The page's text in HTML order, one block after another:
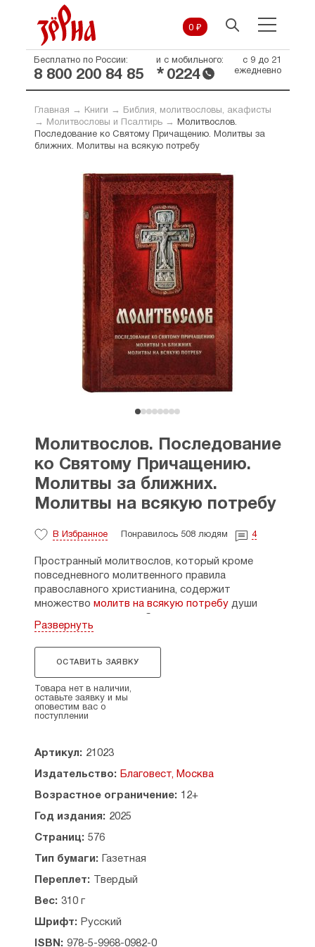
0 ₽
Бесплатно по России:
8 800 200 84 85
и с мобильного:
* 0224
с 9 до 21
ежедневно
Главная → Книги →
Библия, молитвословы, акафисты
→
Молитвословы и Псалтирь→
Молитвослов.
Последование ко Святому Причащению. Молитвы за
ближних. Молитвы на всякую потребу
Молитвослов. Последование
ко Святому Причащению.
Молитвы за ближних.
Молитвы на всякую потребу
В Избранное Понравилось 508 людям 4
Пространный молитвослов, который кроме
повседневного молитвенного правила
православного христианина, содержит
множество молитв на всякую потребудуши
Советом Русской Православной Церкви.
Молитвы утренние — 3
Молитвы на сон грядущим — 25
Христу — 43
Канон Ангелу Хранителю — 66
Канон cвятому Иоанну Предтече — 75
Акафист Пресвятой Богородице — 99
Акафист cвятителю Николаю — 114
Благодарственные молитвы по Святом
Причащении — 158
Часы Святыя Пасхи и всея Светлыя Седмицы —
179
Развернуть
ОСТАВИТЬ ЗАЯВКУ
Товара нет в наличии,
оставьте заявку и мы
оповестим вас о
поступлении
Артикул: 21023
Издательство: Благовест, Москва
Возрастное ограничение: 12+
Год издания: 2025
Страниц: 576
Тип бумаги: Газетная
Переплет: Твердый
Вес: 310 г
Шрифт: Русский
ISBN: 978-5-9968-0982-0